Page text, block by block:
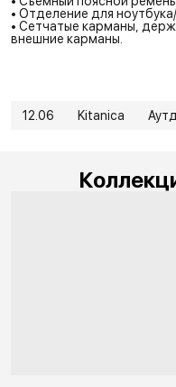
• Отделение для
• Сетчатые карманы,
внешние карманы.
12.06 Kitanica